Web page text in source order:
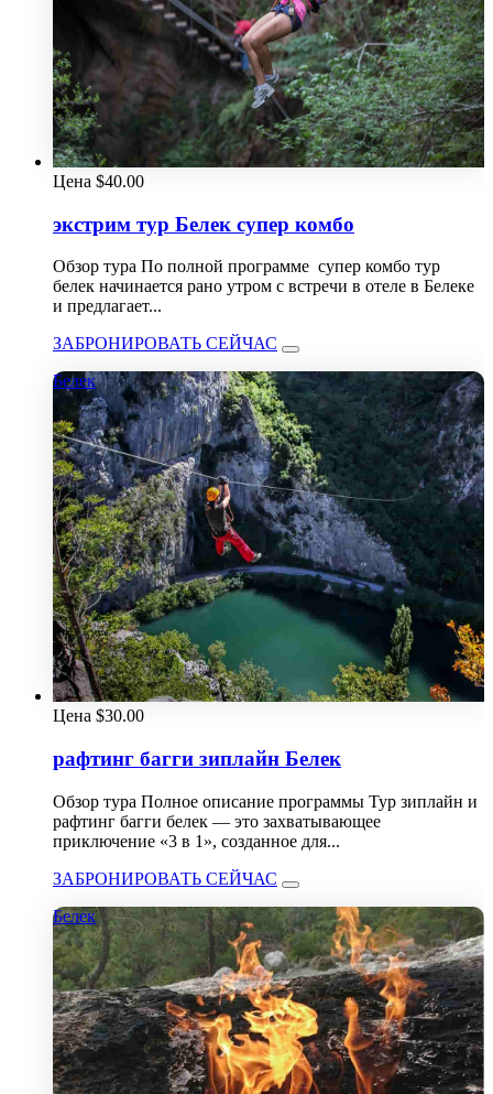
Цена $40.00
экстрим тур Белек супер комбо
Обзор тура По полной программе супер комбо тур
белек начинается рано утром с встречи в отеле в Белеке
и предлагает...
ЗАБРОНИРОВАТЬ СЕЙЧАС
Белек
Цена $30.00
рафтинг багги зиплайн Белек
Обзор тура Полное описание программы Тур зиплайн и
рафтинг багги белек — это захватывающее
приключение «3 в 1», созданное для...
ЗАБРОНИРОВАТЬ СЕЙЧАС
Белек